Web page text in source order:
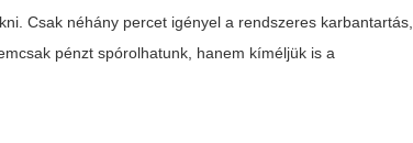
Csak néhány percet igényel a rendszeres karbantartás,
pénzt spórolhatunk, hanem kíméljük is a